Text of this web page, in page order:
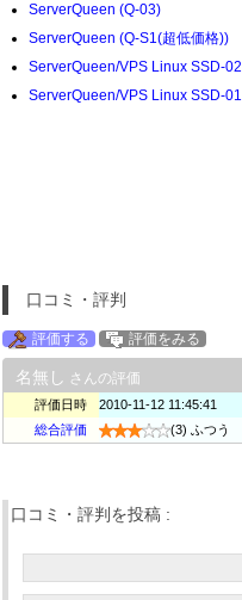
ServerQueen (Q-03)
ServerQueen (Q-S1(超低価格))
ServerQueen/VPS Linux SSD-02
ServerQueen/VPS Linux SSD-01
口コミ・評判
評価する 評価をみる
名無し さんの評価
評価日時
2010-11-12 11:45:41
総合評価
(3) ふつう
口コミ・評判を投稿 :